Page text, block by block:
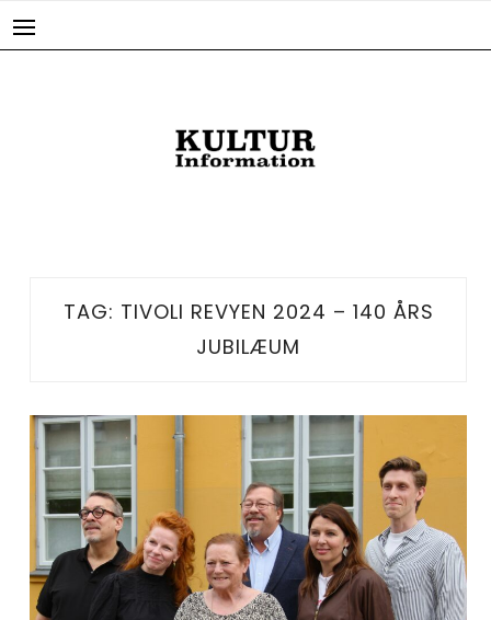
TAG: TIVOLI REVYEN 2024 – 140 ÅRS
JUBILÆUM